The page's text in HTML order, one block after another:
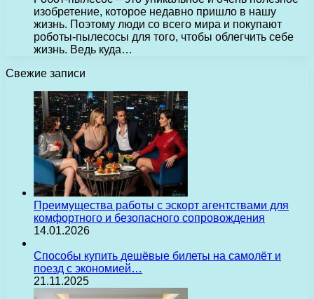
изобретение, которое недавно пришло в нашу
жизнь. Поэтому люди со всего мира и покупают
роботы-пылесосы для того, чтобы облегчить себе
жизнь. Ведь куда…
Свежие записи
Преимущества работы с эскорт агентствами для
комфортного и безопасного сопровождения
14.01.2026
Способы купить дешёвые билеты на самолёт и
поезд с экономией…
21.11.2025